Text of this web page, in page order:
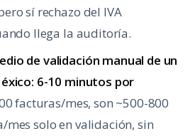
sí rechazo del IVA
llega la auditoría.
de validación manual de un
6-10 minutos por
facturas/mes, son ~500-800
mes solo en validación, sin